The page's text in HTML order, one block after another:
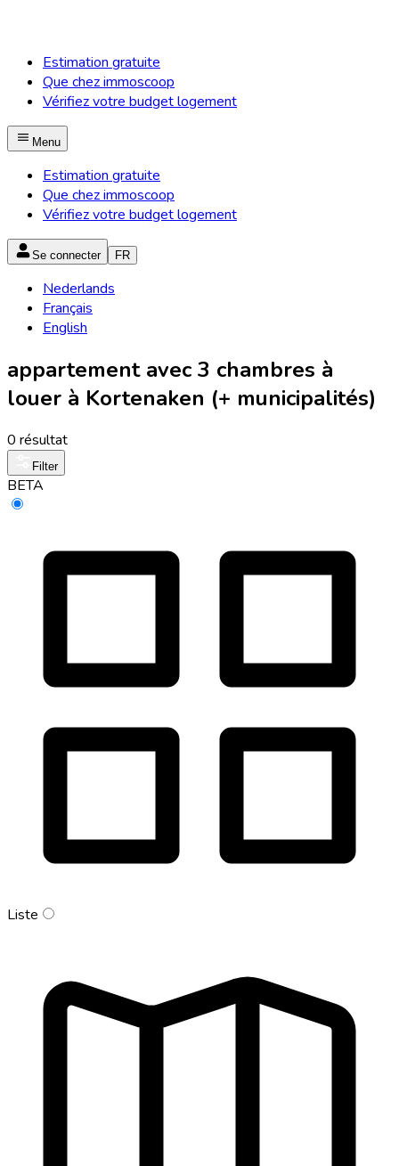
Estimation gratuite
Que chez immoscoop
Vérifiez votre budget logement
Menu
Estimation gratuite
Que chez immoscoop
Vérifiez votre budget logement
Se connecter FR
Nederlands
Français
English
appartement avec 3 chambres à
louer à Kortenaken (+ municipalités)
0 résultat
Filter
BETA
Liste